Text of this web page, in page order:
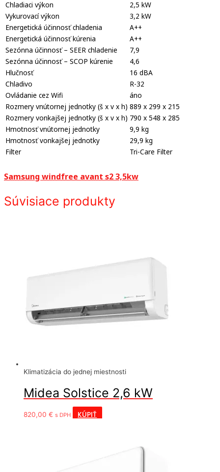
Chladiaci výkon
2,5 kW
Vykurovací výkon
3,2 kW
Energetická účinnosť chladenia
A++
Energetická účinnosť kúrenia
A++
Sezónna účinnosť – SEER chladenie
7,9
Sezónna účinnosť – SCOP kúrenie
4,6
Hlučnosť
16 dBA
Chladivo
R-32
Ovládanie cez Wifi
áno
Rozmery vnútornej jednotky (š x v x h) 889 x 299 x 215
Rozmery vonkajšej jednotky (š x v x h) 790 x 548 x 285
Hmotnosť vnútornej jednotky
9,9 kg
Hmotnosť vonkajšej jednotky
29,9 kg
Filter
Tri-Care Filter
Samsung windfree avant s2 3,5kw
Súvisiace produkty
Klimatizácia do jednej miestnosti
Midea Solstice 2,6 kW
820,00 € s DPH KÚPIŤ